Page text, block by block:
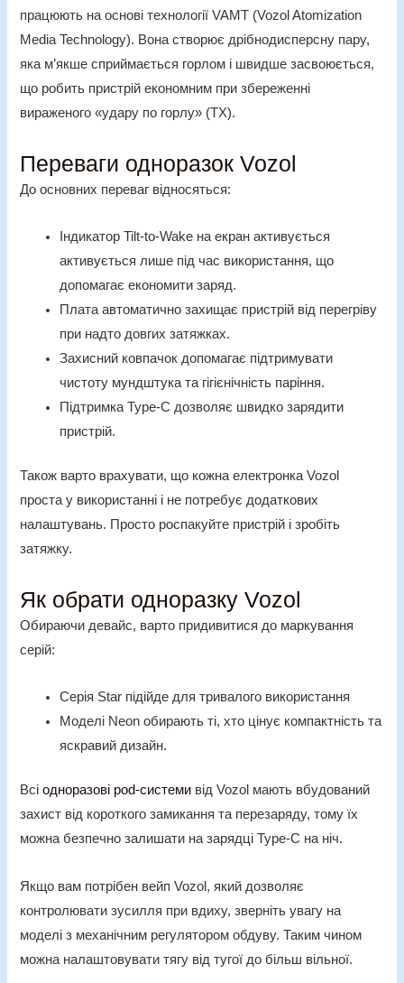
працюють на основі технології VAMT (Vozol Atomization
Media Technology). Вона створює дрібнодисперсну пару,
яка м’якше сприймається горлом і швидше засвоюється,
що робить пристрій економним при збереженні
вираженого «удару по горлу» (ТХ).
Переваги одноразок Vozol
До основних переваг відносяться:
Індикатор Tilt-to-Wake на екран активується
активується лише під час використання, що
допомагає економити заряд.
Плата автоматичнозахищає пристрій від перегріву
при надто довгих затяжках.
Захисний ковпачок допомагає підтримувати
чистоту мундштука та гігієнічність паріння.
Підтримка Type-C дозволяє швидко зарядити
пристрій.
Також варто врахувати, що кожнаелектронка Vozol
проста у використанні і не потребує додаткових
налаштувань. Просто роспакуйте пристрій і зробіть
затяжку.
Як обрати одноразку Vozol
Обираючи девайс, варто придивитися до маркування
серій:
Серія Star підійде для тривалого використання
Моделі Neonобирають ті, хто цінує компактність та
яскравий дизайн.
Всі одноразові pod-системи від Vozol мають вбудований
захист від короткого замикання та перезаряду, тому їх
можна безпечно залишати на зарядці Type-C на ніч.
Якщо вам потрібен вейп Vozol , який дозволяє
контролювати зусилля при вдиху, зверніть увагу на
моделі з механічним регулятором обдуву. Таким чином
можна налаштовувати тягу від тугої до більш вільної.